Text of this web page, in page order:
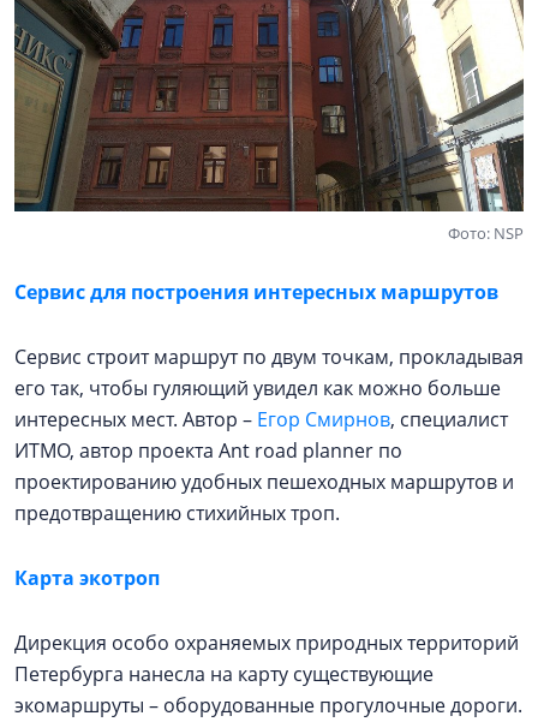
Фото: NSP
Сервис для построения интересных маршрутов
Сервис строит маршрут по двум точкам, прокладывая
его так, чтобы гуляющий увидел как можно больше
интересных мест. Автор – Егор Смирнов, специалист
ИТМО, автор проекта Ant road planner по
проектированию удобных пешеходных маршрутов и
предотвращению стихийных троп.
Карта экотроп
Дирекция особо охраняемых природных территорий
Петербурга нанесла на карту существующие
экомаршруты – оборудованные прогулочные дороги.